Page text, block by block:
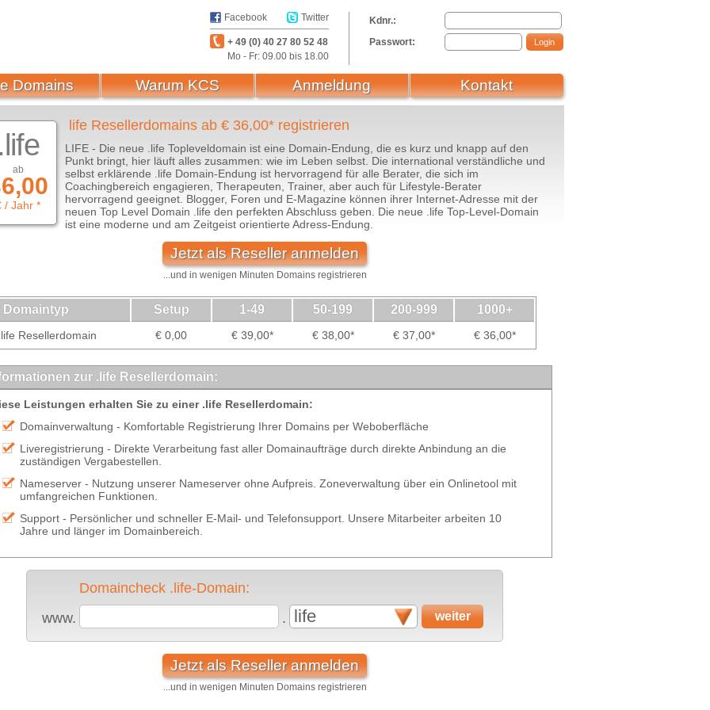
Facebook Twitter
+ 49 (0) 40 27 80 52 48
Mo - Fr: 09.00 bis 18.00
Kdnr.:
Passwort:
ab
/ Jahr *
life Resellerdomains ab € 36,00* registrieren
LIFE - Die neue .life Topleveldomain ist eine Domain-Endung, die es kurz und knapp auf den
Punkt bringt, hier läuft alles zusammen: wie im Leben selbst. Die international verständliche und
selbst erklärende .life Domain-Endung ist hervorragend für alle Berater, die sich im
Coachingbereich engagieren, Therapeuten, Trainer, aber auch für Lifestyle-Berater
hervorragend geeignet. Blogger, Foren und E-Magazine können ihrer Internet-Adresse mit der
neuen Top Level Domain .life den perfekten Abschluss geben. Die neue .life Top-Level-Domain
ist eine moderne und am Zeitgeist orientierte Adress-Endung.
Jetzt als Reseller anmelden
...und in wenigen Minuten Domains registrieren
Domaintyp Setup 1-49 50-199 200-999 1000+
life Resellerdomain € 0,00 € 39,00* € 38,00* € 37,00* € 36,00*
zur .life Resellerdomain:
Leistungen erhalten Sie zu einer .life Resellerdomain:
Domainverwaltung - Komfortable Registrierung Ihrer Domains per Weboberfläche
Liveregistrierung - Direkte Verarbeitung fast aller Domainaufträge durch direkte Anbindung an die
zuständigen Vergabestellen.
Nameserver - Nutzung unserer Nameserver ohne Aufpreis. Zoneverwaltung über ein Onlinetool mit
umfangreichen Funktionen.
Support - Persönlicher und schneller E-Mail- und Telefonsupport. Unsere Mitarbeiter arbeiten 10
Jahre und länger im Domainbereich.
Domaincheck .life-Domain:
www.
. life
Jetzt als Reseller anmelden
...und in wenigen Minuten Domains registrieren
Domains Warum KCS Anmeldung Kontakt